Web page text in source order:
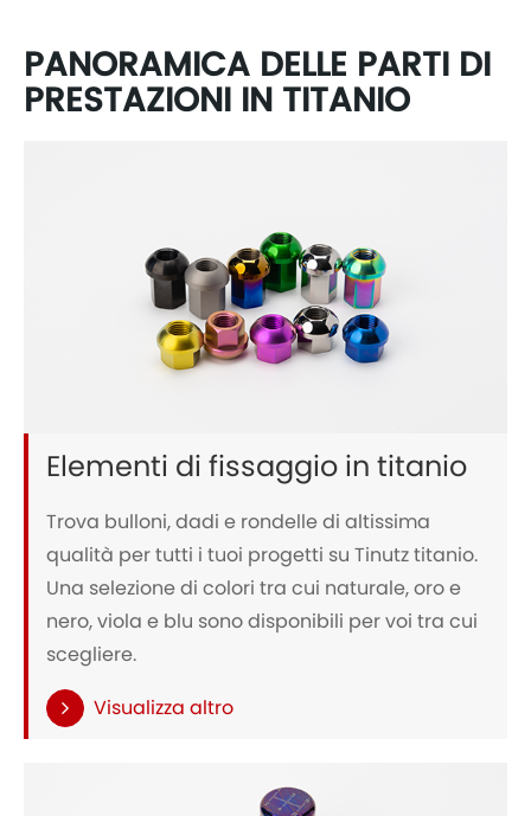
PANORAMICA DELLE PARTI DI
PRESTAZIONI IN TITANIO
Elementi di fissaggio in titanio
Trova bulloni, dadi e rondelle di altissima
qualità per tutti i tuoi progetti su Tinutz titanio.
Una selezione di colori tra cui naturale, oro e
nero, viola e blu sono disponibili per voi tra cui
scegliere.
Visualizza altro